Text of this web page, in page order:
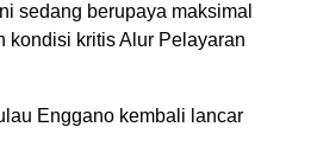
sedang berupaya maksimal
kondisi kritis Alur Pelayaran
Enggano kembali lancar